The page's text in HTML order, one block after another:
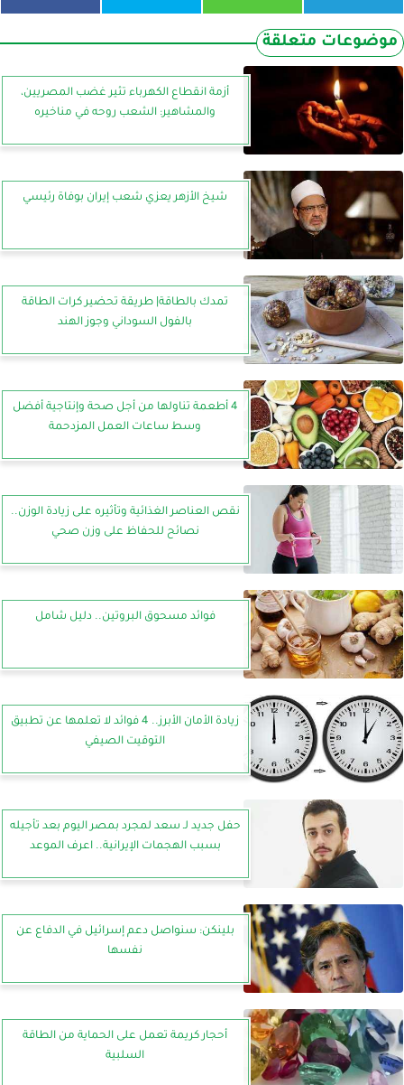
موضوعات متعلقة
أزمة انقطاع الكهرباء تثير غضب المصريين،
والمشاهير: الشعب روحه في مناخيره
شيخ الأزهر يعزي شعب إيران بوفاة رئيسي
تمدك بالطاقة| طريقة تحضير كرات الطاقة
بالفول السوداني وجوز الهند
4 أطعمة تناولها من أجل صحة وإنتاجية أفضل
وسط ساعات العمل المزدحمة
نقص العناصر الغذائية وتأثيره على زيادة الوزن..
نصائح للحفاظ على وزن صحي
فوائد مسحوق البروتين.. دليل شامل
زيادة الأمان الأبرز.. 4 فوائد لا تعلمها عن تطبيق
التوقيت الصيفي
حفل جديد لـ سعد لمجرد بمصر اليوم بعد تأجيله
بسبب الهجمات الإيرانية.. اعرف الموعد
بلينكن: سنواصل دعم إسرائيل في الدفاع عن
نفسها
أحجار كريمة تعمل على الحماية من الطاقة
السلبية